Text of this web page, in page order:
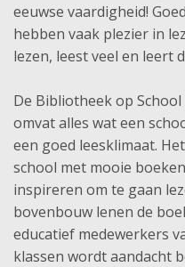
eeuwse vaardigheid!
hebben vaak plezier in
lezen, leest veel en leert
De Bibliotheek op
omvat alles wat een
een goed leesklimaat.
school met mooie
inspireren om te gaan
bovenbouw lenen de
educatief medewerkers
klassen wordt aandacht